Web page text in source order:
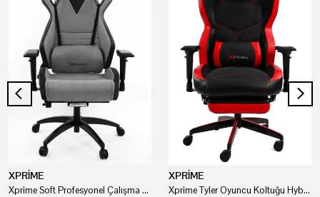
XPRİME
Xprime Soft Profesyonel Çalışma Ve Oyuncu Koltuğu
XPRİME
Xprime Tyler Oyuncu Koltuğu Hybrid Kumaş Kırmızı